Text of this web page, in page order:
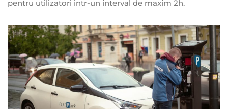
pentru utilizatori intr-un interval de maxim 2h.